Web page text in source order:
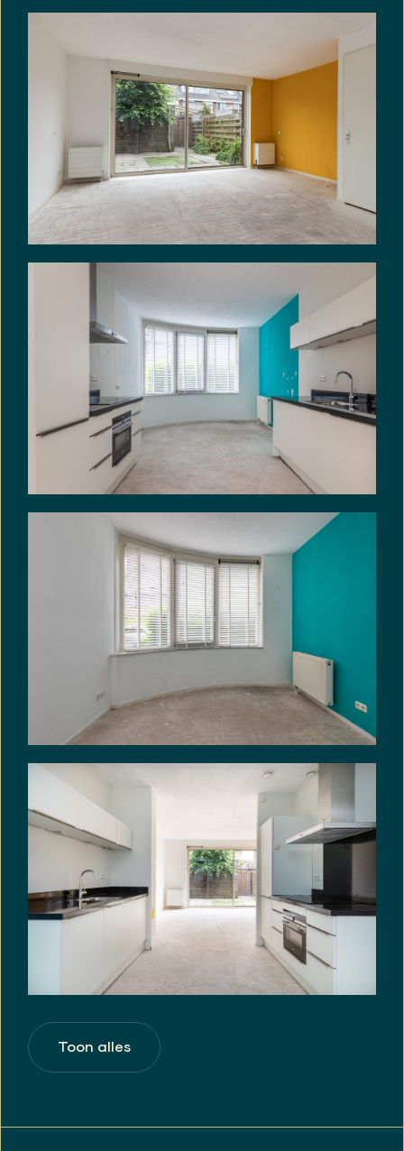
de Branche Brede Meetinstructie (BBMI), die is
Koper heeft een eigen onderzoeksplicht naar alle
zaken die voor hem of haar van belang zijn. De
makelaar treedt op als adviseur van verkoper. Wij
adviseren u een deskundige (NVM-)makelaar in te
schakelen die u begeleidt bij het aankoopproces.
Indien u specifieke wensen heeft ten aanzien van
de woning, adviseren wij u deze tijdig kenbaar te
maken en hiernaar zelfstandig onderzoek te
(laten) doen. Indien u geen deskundige
vertegenwoordiger inschakelt, wordt u geacht zelf
voldoende deskundig te zijn om alle relevante
zaken te kunnen beoordelen. De NVM-
voorwaarden zijn van toepassing.
Deze woning wordt verkocht in het kader van
uitponding. Koper is ermee bekend dat het object
mogelijk onderdeel uitmaakt van een complex dat
door verkoper gefaseerd wordt verkocht.
VRIJBLIJVENDE INFORMATIE
Toon alles